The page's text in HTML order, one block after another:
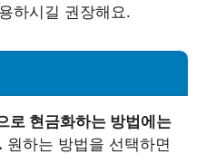
하시길 권장해요.
로 현금화하는 방법에는
원하는 방법을 선택하면